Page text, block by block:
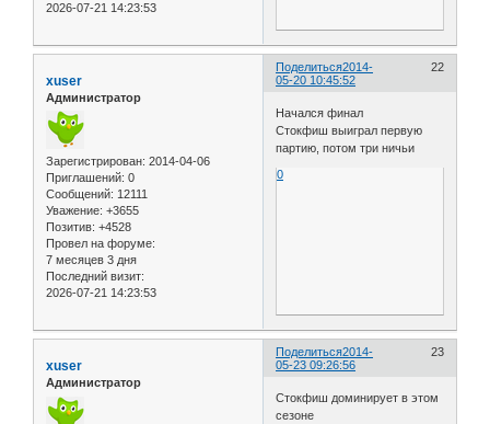
2026-07-21 14:23:53
Поделиться 22
2014-
05-20 10:45:52
xuser
Администратор
Зарегистрирован: 2014-04-06
Приглашений: 0
Сообщений: 12111
Уважение: +3655
Позитив: +4528
Провел на форуме:
7 месяцев 3 дня
Последний визит:
2026-07-21 14:23:53
Начался финал
Стокфиш выиграл первую
партию, потом три ничьи
0
Поделиться 23
2014-
05-23 09:26:56
xuser
Администратор
Стокфиш доминирует в этом
сезоне